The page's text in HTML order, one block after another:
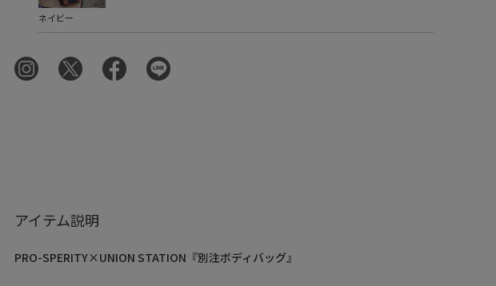
ネイビー
アイテム説明
PRO-SPERITY×UNION STATION『別注ボディバッグ』